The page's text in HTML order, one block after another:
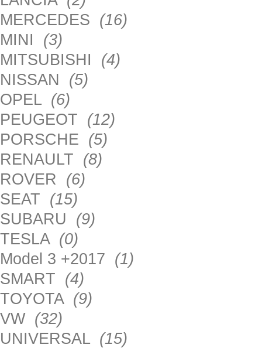
MERCEDES (16)
MINI (3)
MITSUBISHI (4)
NISSAN (5)
OPEL (6)
PEUGEOT (12)
PORSCHE (5)
RENAULT (8)
ROVER (6)
SEAT (15)
SUBARU (9)
TESLA (0)
Model 3 +2017 (1)
SMART (4)
TOYOTA (9)
VW (32)
UNIVERSAL (15)